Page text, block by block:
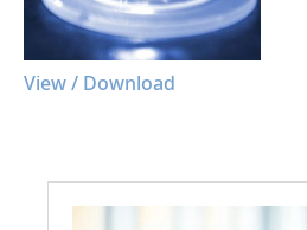
View / Download